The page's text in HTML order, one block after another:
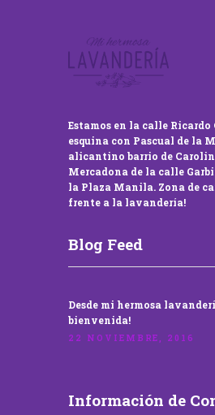
Estamos en la calle Ricardo
esquina con Pascual de la
alicantino barrio de
Mercadona de la calle
la Plaza Manila. Zona de
frente a la lavandería!
Blog Feed
Desde mi hermosa
bienvenida!
22 NOVIEMBRE, 2016
Información de